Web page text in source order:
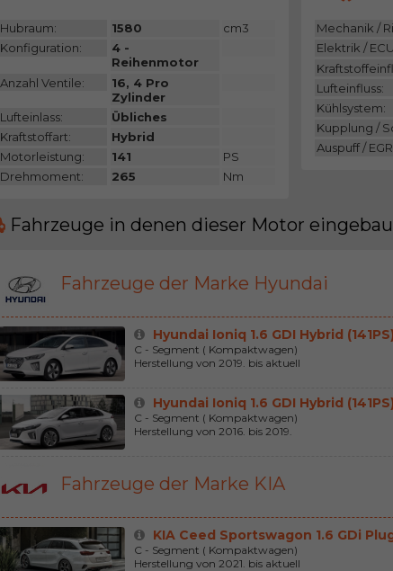
Hubraum: 1580
cm3
Konfiguration:
4 -
Reihenmotor
Anzahl Ventile:
16, 4 Pro
Zylinder
Lufteinlass:
Übliches
Kraftstoffart:
Hybrid
Motorleistung:
141
PS
Drehmoment:
265 Nm
Mechanik /
Elektrik /
Lufteinfluss:
Kühlsystem:
Kupplung /
Auspuff /
Fahrzeuge in denen dieser Motor
Fahrzeuge der Marke Hyundai
Hyundai Ioniq 1.6 GDI Hybrid (141PS)
C - Segment ( Kompaktwagen)
Herstellung von 2019. bis aktuell
Hyundai Ioniq 1.6 GDI Hybrid (141PS)
C - Segment ( Kompaktwagen)
Herstellung von 2016. bis 2019.
Fahrzeuge der Marke KIA
KIA Ceed Sportswagon 1.6 GDi
C - Segment ( Kompaktwagen)
Herstellung von 2021. bis aktuell